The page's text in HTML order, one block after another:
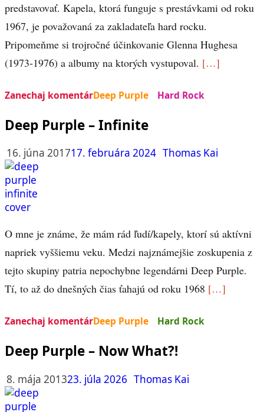
predstavovať. Kapela, ktorá funguje s prestávkami od roku
1967, je považovaná za zakladateľa hard rocku.
Pripomeňme si trojročné účinkovanie Glenna Hughesa
(1973-1976) a albumy na ktorých vystupoval. […]
Zanechaj komentárDeep Purple Hard Rock
Deep Purple – Infinite
16. júna 201717. februára 2024 Thomas Kai
O mne je známe, že mám rád ľudí/kapely, ktorí sú aktívni
napriek vyššiemu veku. Medzi najznámejšie zoskupenia z
tejto skupiny patria nepochybne legendárni Deep Purple.
Tí, to až do dnešných čias ťahajú od roku 1968 […]
Zanechaj komentárDeep Purple Hard Rock
Deep Purple – Now What?!
8. mája 201323. júla 2026 Thomas Kai